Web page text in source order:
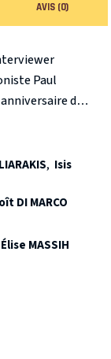
AVIS (0)
Paul
de
» pour
où
chacun se
Le livre de
, Isis
DI MARCO
Élise MASSIH